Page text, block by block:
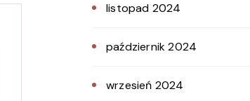
listopad 2024
październik 2024
wrzesień 2024